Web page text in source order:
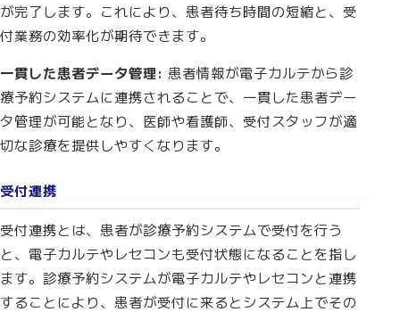
が完了します。これにより、患者待ち時間の短縮と、受
付業務の効率化が期待できます。
一貫した患者データ管理: 患者情報が電子カルテから診
療予約システムに連携されることで、一貫した患者デー
タ管理が可能となり、医師や看護師、受付スタッフが適
切な診療を提供しやすくなります。
受付連携
受付連携とは、患者が診療予約システムで受付を行う
と、電子カルテやレセコンも受付状態になることを指し
ます。診療予約システムが電子カルテやレセコンと連携
することにより、患者が受付に来るとシステム上でその